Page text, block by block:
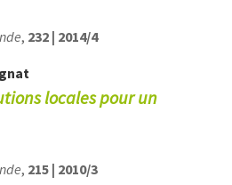
, 232 | 2014/4
locales pour un
, 215 | 2010/3